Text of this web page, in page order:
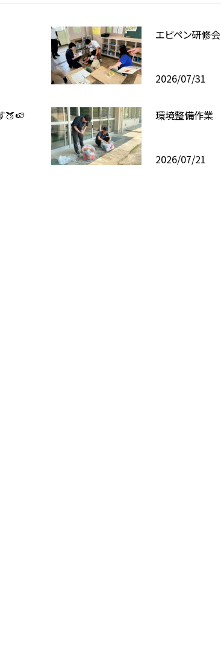
エピペン研修会
2026/07/31
🍑🍉 環境整備作業
2026/07/21